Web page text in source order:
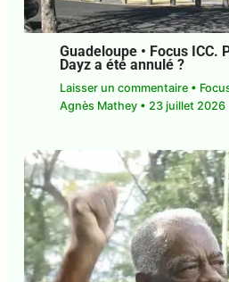
Agnès Mathey•29 juillet 2026